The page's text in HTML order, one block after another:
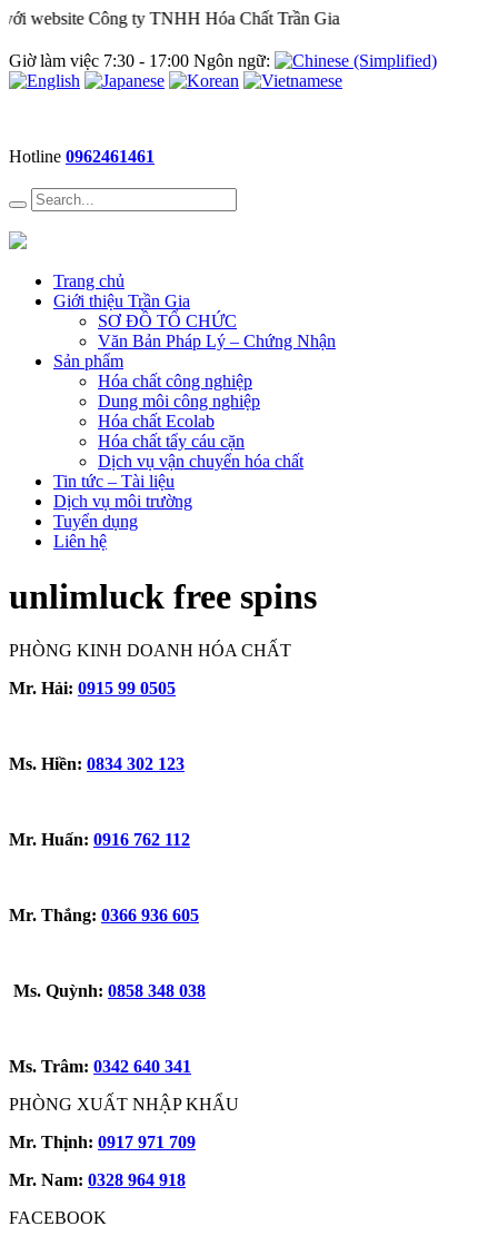
website Công ty TNHH Hóa Chất Trần Gia
Giờ làm việc 7:30 - 17:00 Ngôn ngữ:
Hotline 0962461461
Trang chủ
Giới thiệu Trần Gia
SƠ ĐỒ TỔ CHỨC
Văn Bản Pháp Lý – Chứng Nhận
Sản phẩm
Hóa chất công nghiệp
Dung môi công nghiệp
Hóa chất Ecolab
Hóa chất tẩy cáu cặn
Dịch vụ vận chuyển hóa chất
Tin tức – Tài liệu
Dịch vụ môi trường
Tuyển dụng
Liên hệ
unlimluck free spins
PHÒNG KINH DOANH HÓA CHẤT
Mr. Hải: 0915 99 0505
Ms. Hiền: 0834 302 123
Mr. Huấn: 0916 762 112
Mr. Thắng: 0366 936 605
Ms. Quỳnh: 0858 348 038
Ms. Trâm: 0342 640 341
PHÒNG XUẤT NHẬP KHẨU
Mr. Thịnh: 0917 971 709
Mr. Nam: 0328 964 918
FACEBOOK